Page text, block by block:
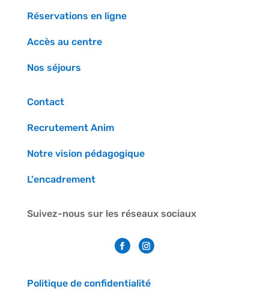
Réservations en ligne
Accès au centre
Nos séjours
Contact
Recrutement Anim
Notre vision pédagogique
L'encadrement
Suivez-nous sur les réseaux sociaux
Politique de confidentialité